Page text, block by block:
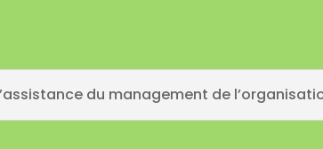
du management de